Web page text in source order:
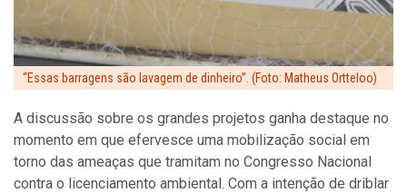
“Essas barragens são lavagem de dinheiro”. (Foto: Matheus Ortteloo)
A discussão sobre os grandes projetos ganha destaque no
momento em que efervesce uma mobilização social em
torno das ameaças que tramitam no Congresso Nacional
contra o licenciamento ambiental. Com a intenção de driblar